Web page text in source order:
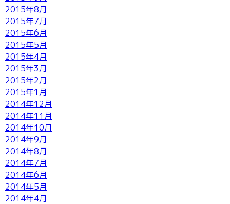
2015年8月
2015年7月
2015年6月
2015年5月
2015年4月
2015年3月
2015年2月
2015年1月
2014年12月
2014年11月
2014年10月
2014年9月
2014年8月
2014年7月
2014年6月
2014年5月
2014年4月